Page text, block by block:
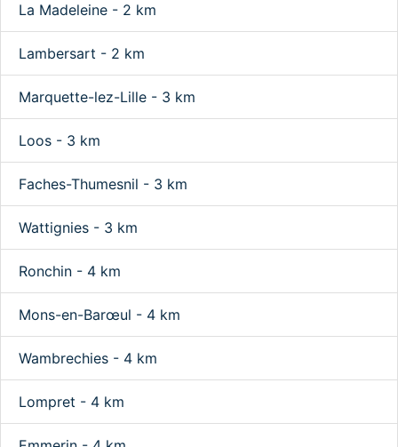
La Madeleine - 2 km
Lambersart - 2 km
Marquette-lez-Lille - 3 km
Loos - 3 km
Faches-Thumesnil - 3 km
Wattignies - 3 km
Ronchin - 4 km
Mons-en-Barœul - 4 km
Wambrechies - 4 km
Lompret - 4 km